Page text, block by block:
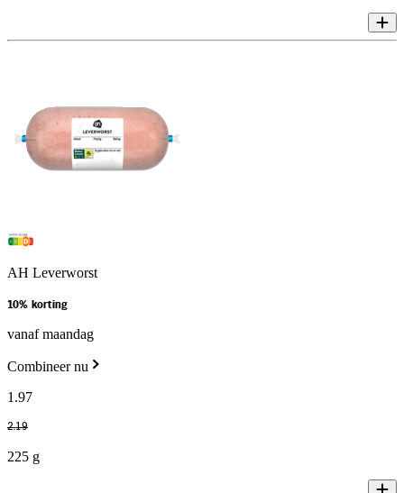
AH Leverworst
10% korting
vanaf maandag
Combineer nu
1.97
2.19
225 g